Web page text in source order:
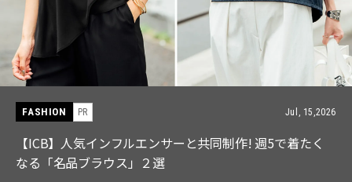
FASHION PR Jul, 15,2026
【ICB】人気インフルエンサーと共同制作! 週5で着たく
なる「名品ブラウス」２選